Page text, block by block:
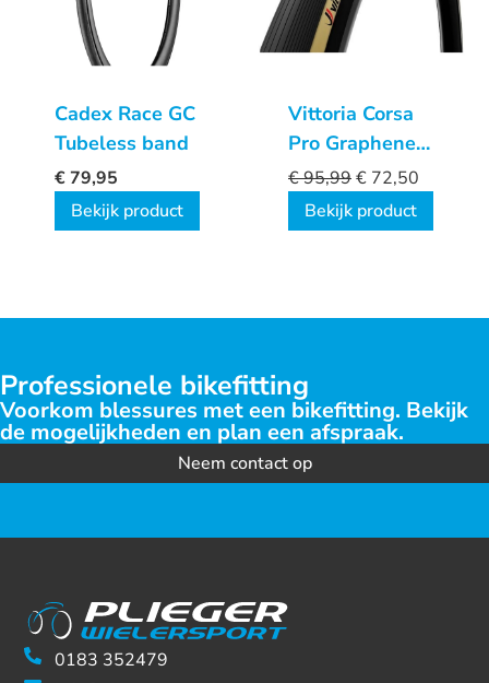
Cadex Race GC
Tubeless band
€79,95
Bekijk product
Vittoria Corsa
Pro Graphene
2.0 TLR
€95,99€ 72,50
Bekijk product
Professionele bikefitting
Voorkom blessures met een bikefitting. Bekijk
de mogelijkheden en plan een afspraak.
Neem contact op
0183 352479